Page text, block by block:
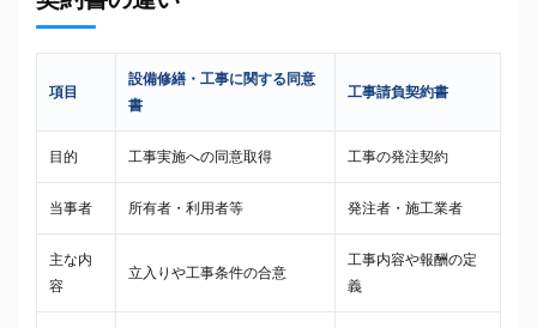
項目
設備修繕・工事に関する同意
書
工事請負契約書
目的 工事実施への同意取得 工事の発注契約
当事者 所有者・利用者等 発注者・施工業者
主な内
容
立入りや工事条件の合意
工事内容や報酬の定
義